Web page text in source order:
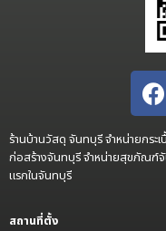
ร้านบ้านวัสดุ จันทบุรี จำหน่ายกร
ก่อสร้างจันทบุรี จำหน่ายสุขภัณ
แรกในจันทบุรี
สถานที่ตั้ง